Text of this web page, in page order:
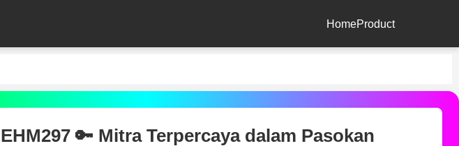
HomeProduct
EHM297 🔑 Mitra Terpercaya dalam Pasokan